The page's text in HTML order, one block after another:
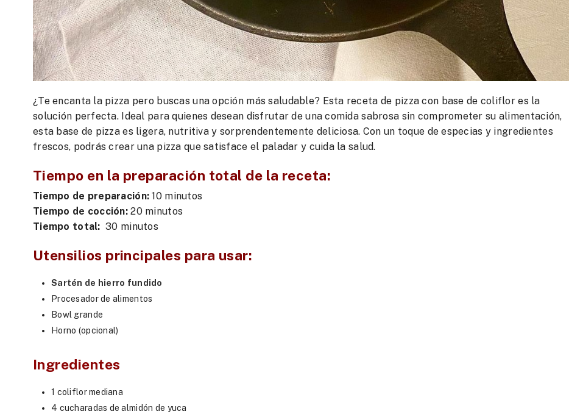
¿Te encanta la pizza pero buscas una opción más saludable? Esta receta de pizza con base de coliflor es la
solución perfecta. Ideal para quienes desean disfrutar de una comida sabrosa sin comprometer su alimentación,
esta base de pizza es ligera, nutritiva y sorprendentemente deliciosa. Con un toque de especias y ingredientes
frescos, podrás crear una pizza que satisface el paladar y cuida la salud.
Tiempo en la preparación total de la receta:
Tiempo de preparación: 10 minutos
Tiempo de cocción: 20 minutos
Tiempo total: 30 minutos
Utensilios principales para usar:
Sartén de hierro fundido
Procesador de alimentos
Bowl grande
Horno (opcional)
Ingredientes
1 coliflor mediana
4 cucharadas de almidón de yuca